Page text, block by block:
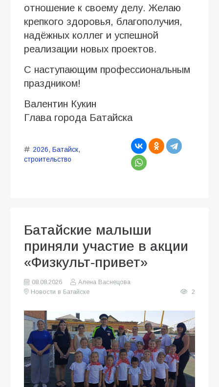
отношение к своему делу. Желаю
крепкого здоровья, благополучия,
надёжных коллег и успешной
реализации новых проектов.
С наступающим профессиональным
праздником!
Валентин Кукин
Глава города Батайска
2026, Батайск,
строительство
Батайские малыши
приняли участие в акции
«Физкульт-привет»
08.08.2026
Алена Васнецова
Новости в Батайске
2